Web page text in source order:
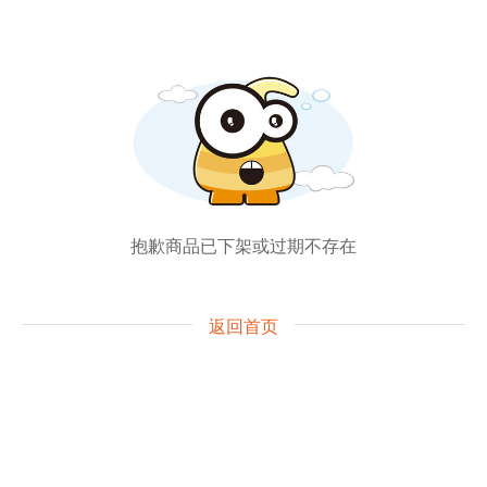
抱歉商品已下架或过期不存在
返回首页